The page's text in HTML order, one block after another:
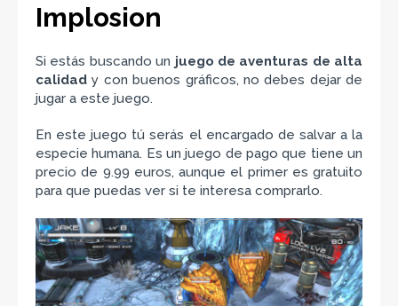
Implosion
Si estás buscando un juego de aventuras de alta
calidad y con buenos gráficos, no debes dejar de
jugar a este juego.
En este juego tú serás el encargado de salvar a la
especie humana. Es un juego de pago que tiene un
precio de 9.99 euros, aunque el primer es gratuito
para que puedas ver si te interesa comprarlo.